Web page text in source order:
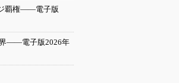
覇権――電子版
界――電子版2026年